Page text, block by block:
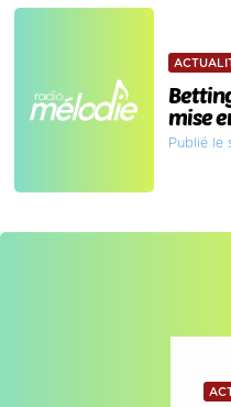
mise
Publié le